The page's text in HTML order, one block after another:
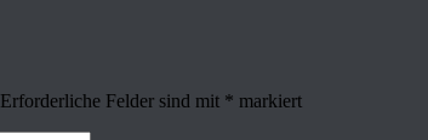
Erforderliche Felder sind mit * markiert